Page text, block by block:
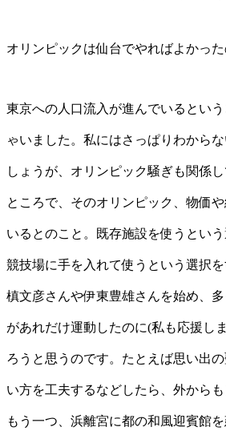
オリンピックは仙台でやればよかった
東京への人口流入が進んでいるとい
ゃいました。私にはさっぱりわから
しょうが、オリンピック騒ぎも関係
ところで、そのオリンピック、物価
いるとのこと。既存施設を使うとい
競技場に手を入れて使うという選択
槙文彦さんや伊東豊雄さんを始め、
があれだけ運動したのに(私も応援し
ろうと思うのです。たとえば思い出
い方を工夫するなどしたら、外から
もう一つ、浜離宮に都の和風迎賓館